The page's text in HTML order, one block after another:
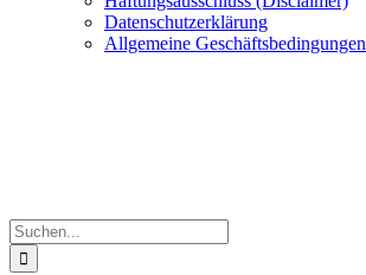
Datenschutzerklärung
Allgemeine
Suche
nach: